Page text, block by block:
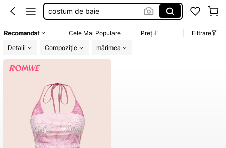
costum de baie
wedding guest dresses
Recomandat Cele Mai Populare Preț
Filtrare
Detalii
Compoziţie mărimea